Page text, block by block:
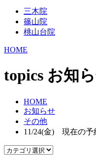
三木院
篠山院
桃山台院
HOME
topics お知
HOME
お知らせ
その他
11/24(金) 現在の予